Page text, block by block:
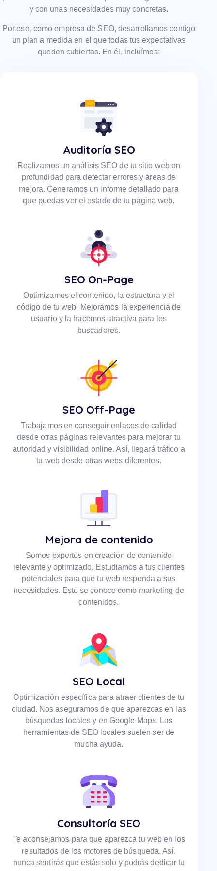
y con unas necesidades muy concretas.
Por eso, como empresa de SEO, desarrollamos contigo
un plan a medida en el que todas tus expectativas
queden cubiertas. En él, incluímos:
Auditoría SEO
Realizamos un análisis SEO de tu sitio web en
profundidad para detectar errores y áreas de
mejora. Generamos un informe detallado para
que puedas ver el estado de tu página web.
SEO On-Page
Optimizamos el contenido, la estructura y el
código de tu web. Mejoramos la experiencia de
usuario y la hacemos atractiva para los
buscadores.
SEO Off-Page
Trabajamos en conseguir enlaces de calidad
desde otras páginas relevantes para mejorar tu
autoridad y visibilidad online. Así, llegará tráfico a
tu web desde otras webs diferentes.
Mejora de contenido
Somos expertos en creación de contenido
relevante y optimizado. Estudiamos a tus clientes
potenciales para que tu web responda a sus
necesidades. Esto se conoce como marketing de
contenidos.
SEO Local
Optimización específica para atraer clientes de tu
ciudad. Nos aseguramos de que aparezcas en las
búsquedas locales y en Google Maps. Las
herramientas de SEO locales suelen ser de
mucha ayuda.
Consultoría SEO
Te aconsejamos para que aparezca tu web en los
resultados de los motores de búsqueda. Así,
nunca sentirás que estás solo y podrás dedicar tu